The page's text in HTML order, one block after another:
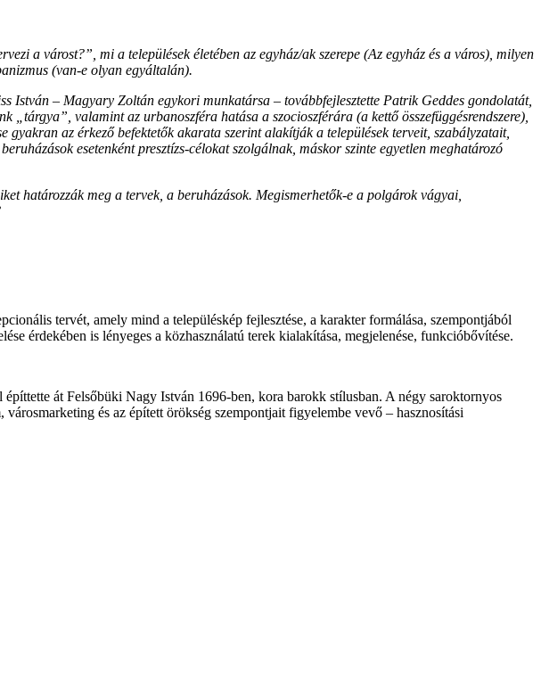
a várost?”, mi a települések életében az egyház/ak szerepe (Az egyház és a város), milyen
(van-e olyan egyáltalán).
István – Magyary Zoltán egykori munkatársa – továbbfejlesztette Patrik Geddes gondolatát,
„tárgya”, valamint az urbanoszféra hatása a szocioszférára (a kettő összefüggésrendszere),
gyakran az érkező befektetők akarata szerint alakítják a települések terveit, szabályzatait,
esetenként presztízs-célokat szolgálnak, máskor szinte egyetlen meghatározó
határozzák meg a tervek, a beruházások. Megismerhetők-e a polgárok vágyai,
tervét, amely mind a településkép fejlesztése, a karakter formálása, szempontjából
érdekében is lényeges a közhasználatú terek kialakítása, megjelenése, funkcióbővítése.
át Felsőbüki Nagy István 1696-ben, kora barokk stílusban. A négy saroktornyos
és az épített örökség szempontjait figyelembe vevő – hasznosítási